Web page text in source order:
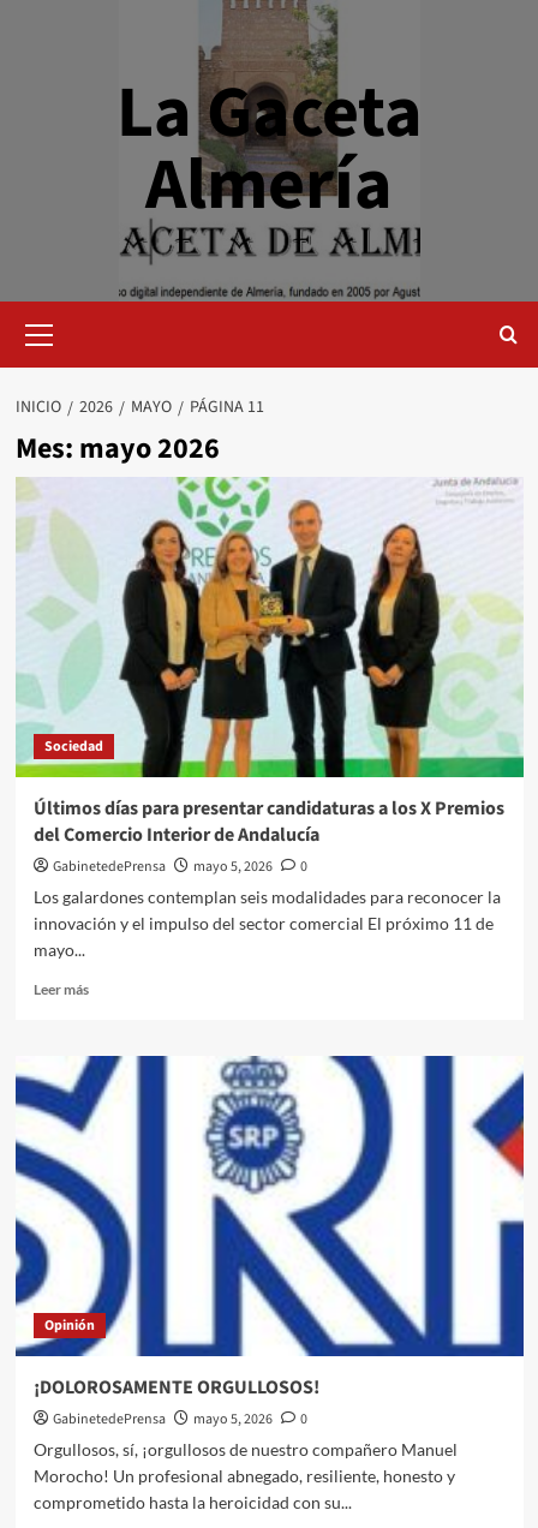
La Gaceta
Almería
primario
INICIO 2026 MAYO PÁGINA 11
Mes: mayo 2026
Sociedad
Últimos días para presentar candidaturas a los X Premios
del Comercio Interior de Andalucía
GabinetedePrensa mayo 5, 2026
0
Los galardones contemplan seis modalidades para reconocer la
innovación y el impulso del sector comercial El próximo 11 de
mayo...
Leer másLeer
Últimos
días
para
presentar
los
X
Premios
Comercio
Interior
de
Andalucía
Opinión
¡DOLOROSAMENTE ORGULLOSOS!
GabinetedePrensa mayo 5, 2026
0
Orgullosos, sí, ¡orgullosos de nuestro compañero Manuel
Morocho! Un profesional abnegado, resiliente, honesto y
comprometido hasta la heroicidad con su...